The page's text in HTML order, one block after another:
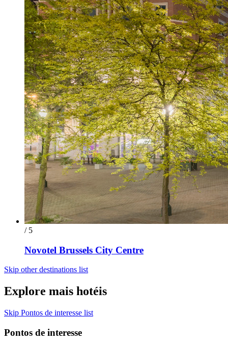
/ 5
Novotel Brussels City Centre
Skip other destinations list
Explore mais hotéis
Skip Pontos de interesse list
Pontos de interesse